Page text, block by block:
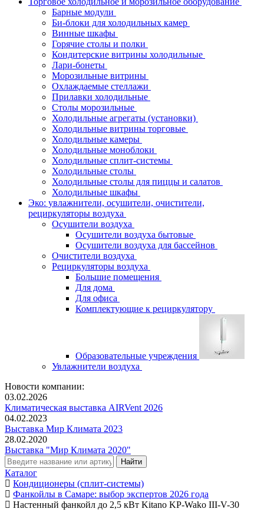
Барные модули
Би-блоки для холодильных камер
Винные шкафы
Горячие столы и полки
Кондитерские витрины холодильные
Лари-бонеты
Морозильные витрины
Охлаждаемые стеллажи
Прилавки холодильные
Столы морозильные
Холодильные агрегаты (установки)
Холодильные витрины торговые
Холодильные камеры
Холодильные моноблоки
Холодильные сплит-системы
Холодильные столы
Холодильные столы для пиццы и салатов
Холодильные шкафы
Эко: увлажнители, осушители, очистители,
рециркуляторы воздуха
Осушители воздуха
Осушители воздуха бытовые
Осушители воздуха для бассейнов
Очистители воздуха
Рециркуляторы воздуха
Большие помещения
Для дома
Для офиса
Комплектующие к рециркулятору
Образовательные учреждения
Увлажнители воздуха
Новости компании:
03.02.2026
Климатическая выставка AIRVent 2026
04.02.2023
Выставка Мир Климата 2023
28.02.2020
Выставка "Мир Климата 2020"
Каталог
Кондиционеры (сплит-системы)
Фанкойлы в Самаре: выбор экспертов 2026 года
Настенный фанкойл до 2,5 кВт Kitano KP-Wako III-V-30